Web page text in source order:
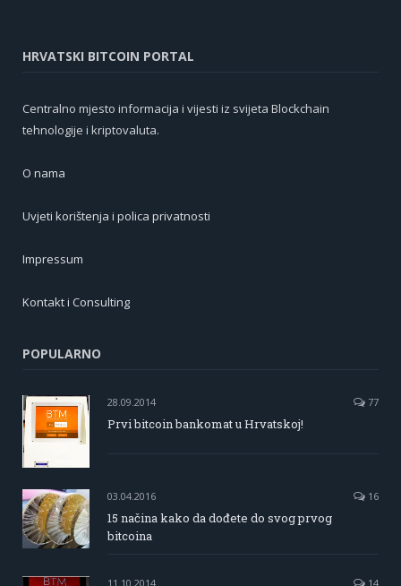
HRVATSKI BITCOIN PORTAL
Centralno mjesto informacija i vijesti iz svijeta Blockchain
tehnologije i kriptovaluta.
O nama
Uvjeti korištenja i polica privatnosti
Impressum
Kontakt i Consulting
POPULARNO
28.09.2014 77
Prvi bitcoin bankomat u Hrvatskoj!
03.04.2016 16
15 načina kako da dođete do svog prvog
bitcoina
11.10.2014 14